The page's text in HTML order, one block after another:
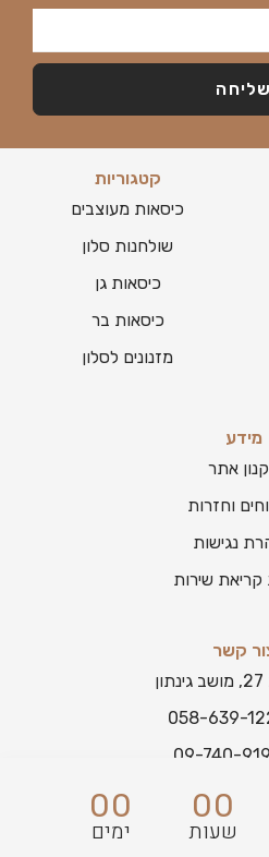
שליחה
קטגוריות
כיסאות מעוצבים
שולחנות סלון
כיסאות גן
כיסאות בר
מזנונים לסלון
מידע
אתר
וחזרות
נגישות
שירות
קשר
058-639-
09-740-
הצהרת נגישות
00
ימים
00
שעות